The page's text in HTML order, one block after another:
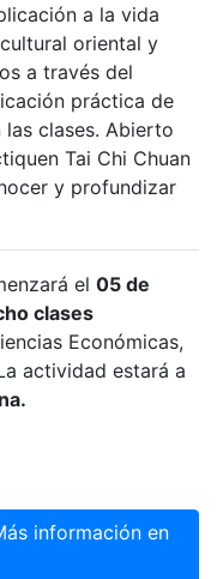
a la vida
oriental y
a través del
práctica de
clases. Abierto
Tai Chi Chuan
y profundizar
el 05 de
clases
Económicas,
actividad estará a
información en